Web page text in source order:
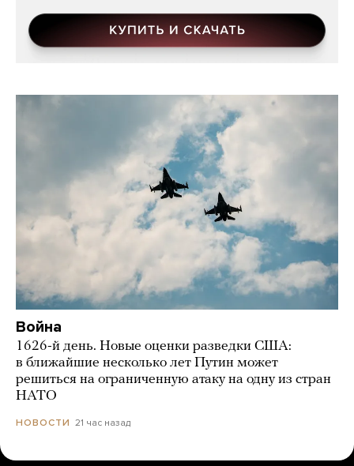
Война
1626-й день. Новые оценки разведки США:
в ближайшие несколько лет Путин может
решиться на ограниченную атаку на одну из стран
НАТО
НОВОСТИ 21 час назад